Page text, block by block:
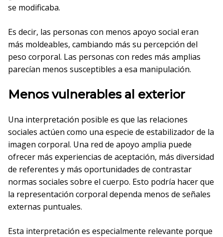
se modificaba.
Es decir, las personas con menos apoyo social eran
más moldeables, cambiando más su percepción del
peso corporal. Las personas con redes más amplias
parecían menos susceptibles a esa manipulación.
Menos vulnerables al exterior
Una interpretación posible es que las relaciones
sociales actúen como una especie de estabilizador de la
imagen corporal. Una red de apoyo amplia puede
ofrecer más experiencias de aceptación, más diversidad
de referentes y más oportunidades de contrastar
normas sociales sobre el cuerpo. Esto podría hacer que
la representación corporal dependa menos de señales
externas puntuales.
Esta interpretación es especialmente relevante porque